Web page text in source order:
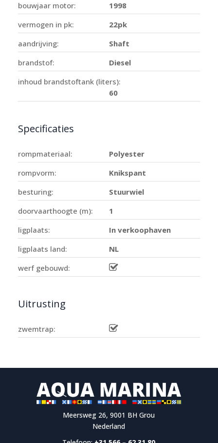
bouwjaar motor:
1998
vermogen in pk:
22pk
aandrijving:
Shaft
brandstof:
Diesel
inhoud brandstoftank (liters):
60
Specificaties
rompmateriaal:
Polyester
rompvorm:
Knikspant
besturing:
Stuurwiel
doorvaarthoogte (m):
1
ligplaats:
In verkoophaven
ligplaats land:
NL
werf gebouwd:
Uitrusting
zwemtrap:
Meersweg 26, 9001 BH Grou
Nederland